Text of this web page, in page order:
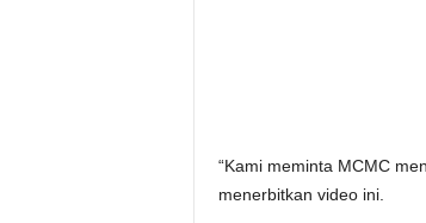
“Kami meminta MCMC
menerbitkan video ini.